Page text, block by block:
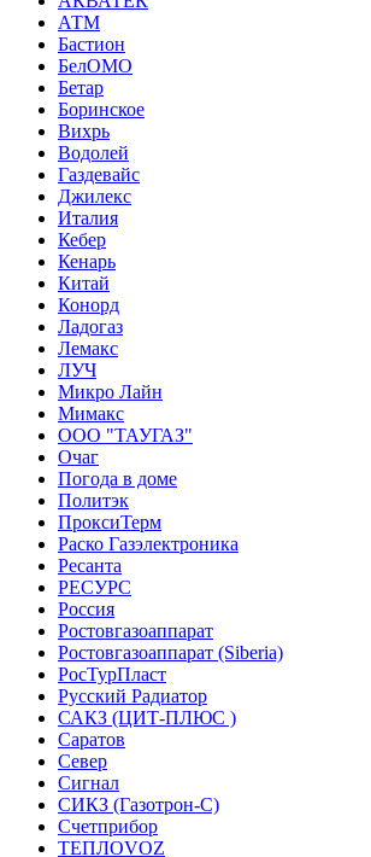
АТМ
Бастион
БелОМО
Бетар
Боринское
Вихрь
Водолей
Газдевайс
Джилекс
Италия
Кебер
Кенарь
Китай
Конорд
Ладогаз
Лемакс
ЛУЧ
Микро Лайн
Мимакс
ООО "ТАУГАЗ"
Очаг
Погода в доме
Политэк
ПроксиТерм
Раско Газэлектроника
Ресанта
РЕСУРС
Россия
Ростовгазоаппарат
Ростовгазоаппарат (Siberia)
РосТурПласт
Русский Радиатор
САКЗ (ЦИТ-ПЛЮС )
Саратов
Север
Сигнал
СИКЗ (Газотрон-С)
Счетприбор
ТЕПЛОVOZ